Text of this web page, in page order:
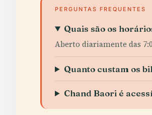
PERGUNTAS FREQUENTES
Quais são os
Aberto diariamente das
Quanto custam os
Chand Baori é